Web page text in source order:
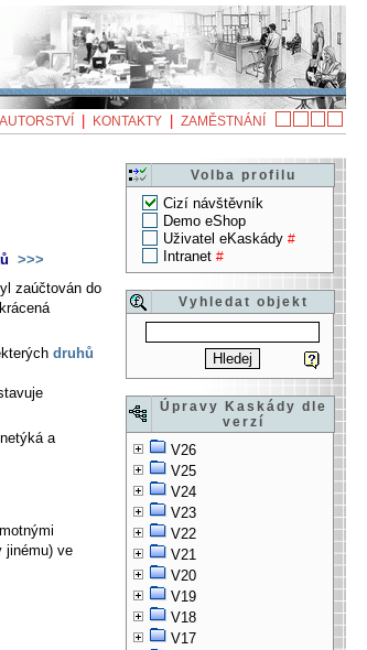
AUTORSTVÍ KONTAKTY ZAMĚSTNÁNÍ
Volba profilu
Cizí návštěvník
Demo eShop
Uživatel eKaskády #
Intranet #
Vyhledat objekt
Úpravy Kaskády dle
verzí
V26
V25
V24
V23
V22
V21
V20
V19
V18
V17
>>>
zaúčtován do
druhů
a
jinému) ve